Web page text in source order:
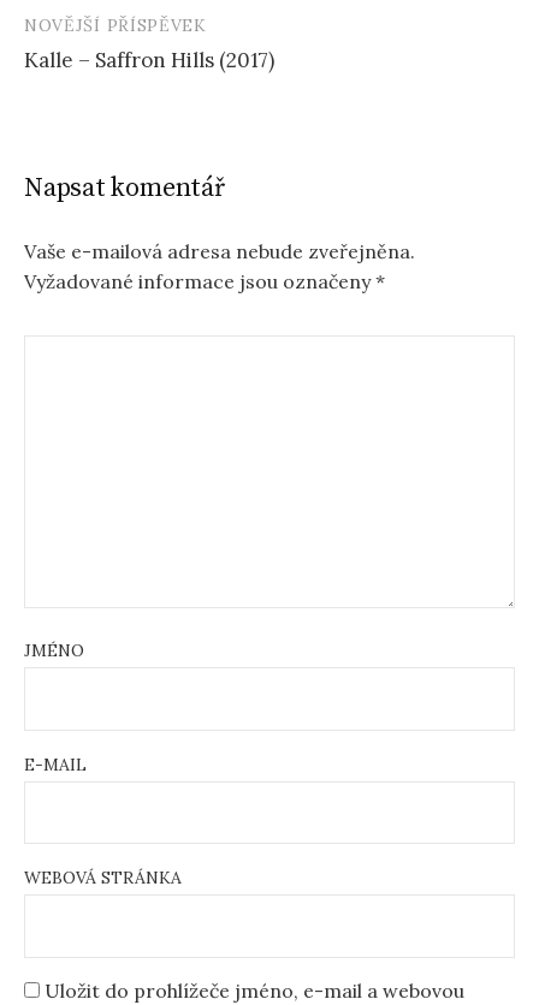
NOVĚJŠÍ PŘÍSPĚVEK
Kalle – Saffron Hills (2017)
Napsat komentář
Vaše e-mailová adresa nebude zveřejněna.
Vyžadované informace jsou označeny*
JMÉNO
E-MAIL
WEBOVÁ STRÁNKA
Uložit do prohlížeče jméno, e-mail a webovou